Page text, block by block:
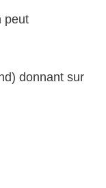
peut
donnant sur